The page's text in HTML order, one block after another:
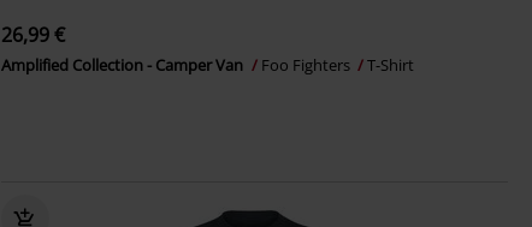
26,99 €
Amplified Collection - Camper Van Foo Fighters T-Shirt